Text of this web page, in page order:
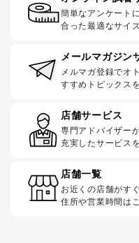
簡単なアンケート
合った最適なサイ
メールマガジン
メルマガ登録でオ
すすめトピックス
店舗サービス
専門アドバイザー
充実したサービス
店舗一覧
お近くの店舗がす
住所や営業時間は